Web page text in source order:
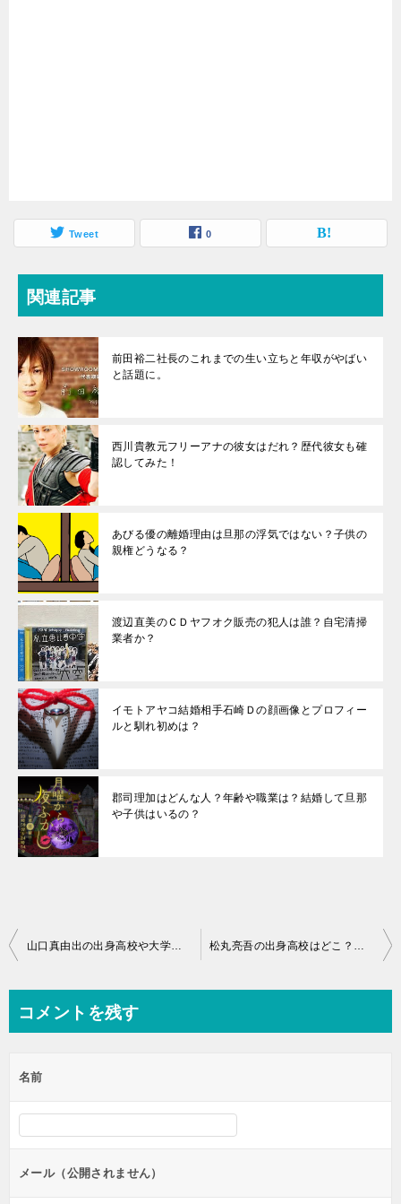
Tweet 0
関連記事
前田裕二社長のこれまでの生い立ちと年収がやばい
と話題に。
西川貴教元フリーアナの彼女はだれ？歴代彼女も確
認してみた！
あびる優の離婚理由は旦那の浮気ではない？子供の
親権どうなる？
渡辺直美のＣＤヤフオク販売の犯人は誰？自宅清掃
業者か？
イモトアヤコ結婚相手石崎Ｄの顔画像とプロフィー
ルと馴れ初めは？
郡司理加はどんな人？年齢や職業は？結婚して旦那
や子供はいるの？
投
ビ
ー
シ
ン
山口真由出の出身高校や大学は？ 両親の職業は？妹も頭が良いの？ 松丸亮吾の出身高校はどこ？東京大学で何学部？兄弟はいるの？
コメントを残す
名前
メール（公開されません）